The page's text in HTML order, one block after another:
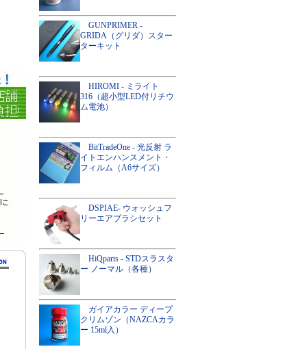
GUNPRIMER -
GRIDA（グリダ）スター
ターキット
HIROMI - ミライト
316（超小型LED付リチウ
ム電池）
BitTradeOne - 光反射 ラ
イトエンハンスメント・
フィルム（A6サイズ）
DSPIAE- ウォッシュフ
リーエアブラシセット
HiQparts - STDスラスタ
ー ノーマル（各種）
ガイアカラー ディープ
クリムゾン（NAZCAカラ
ー 15ml入）